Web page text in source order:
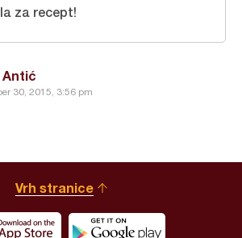
Antić
30, 2015, 3:56 pm
za recept!
Vrh stranice